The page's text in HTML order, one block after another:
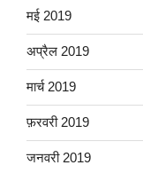
मई 2019
अप्रैल 2019
मार्च 2019
फ़रवरी 2019
जनवरी 2019